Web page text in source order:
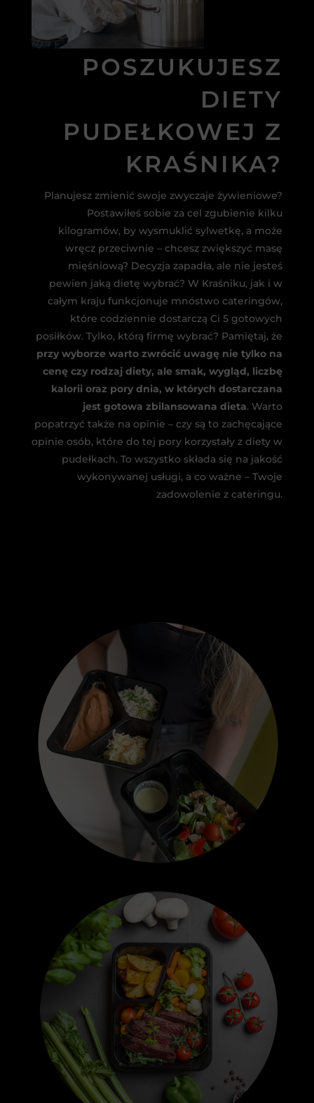
POSZUKUJESZ
DIETY
PUDEŁKOWEJ Z
KRAŚNIKA?
Planujesz zmienić swoje zwyczaje żywieniowe?
Postawiłeś sobie za cel zgubienie kilku
kilogramów, by wysmuklić sylwetkę, a może
wręcz przeciwnie – chcesz zwiększyć masę
mięśniową? Decyzja zapadła, ale nie jesteś
pewien jaką dietę wybrać? W Kraśniku, jak i w
całym kraju funkcjonuje mnóstwo cateringów,
które codziennie dostarczą Ci 5 gotowych
posiłków. Tylko, którą firmę wybrać? Pamiętaj, że
przy wyborze warto zwrócić uwagę nie tylko na
cenę czy rodzaj diety, ale smak, wygląd, liczbę
kalorii oraz pory dnia, w których dostarczana
jest gotowa zbilansowana dieta. Warto
popatrzyć także na opinie – czy są to zachęcające
opinie osób, które do tej pory korzystały z diety w
pudełkach. To wszystko składa się na jakość
wykonywanej usługi, a co ważne – Twoje
zadowolenie z cateringu.